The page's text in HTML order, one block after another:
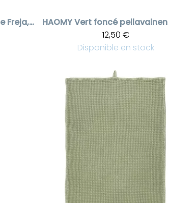
Gris pellavapyyhe Freja, 50 * 70 cm
HAOMY
12,50 €
Disponible en stock